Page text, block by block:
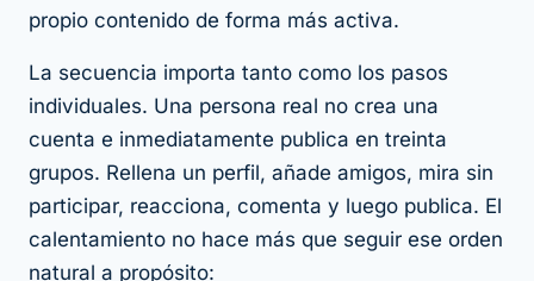
propio contenido de forma más activa.
La secuencia importa tanto como los pasos
individuales. Una persona real no crea una
cuenta e inmediatamente publica en treinta
grupos. Rellena un perfil, añade amigos, mira sin
participar, reacciona, comenta y luego publica. El
calentamiento no hace más que seguir ese orden
natural a propósito: